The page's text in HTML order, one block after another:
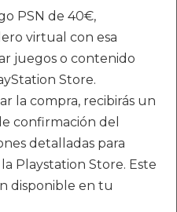
PSN de 40€,
virtual con esa
juegos o contenido
Store.
la compra, recibirás un
confirmación del
detalladas para
Playstation Store. Este
disponible en tu